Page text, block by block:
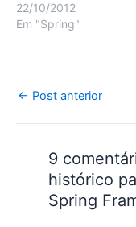
editora Casa do
Foi um processo muito
(e conhecer novos)
de uma forma ou outra
acabaram entrando
trabalho. Este…
22/10/2012
Em "Spring"
Post
← Post anterior
9
histórico
Spring